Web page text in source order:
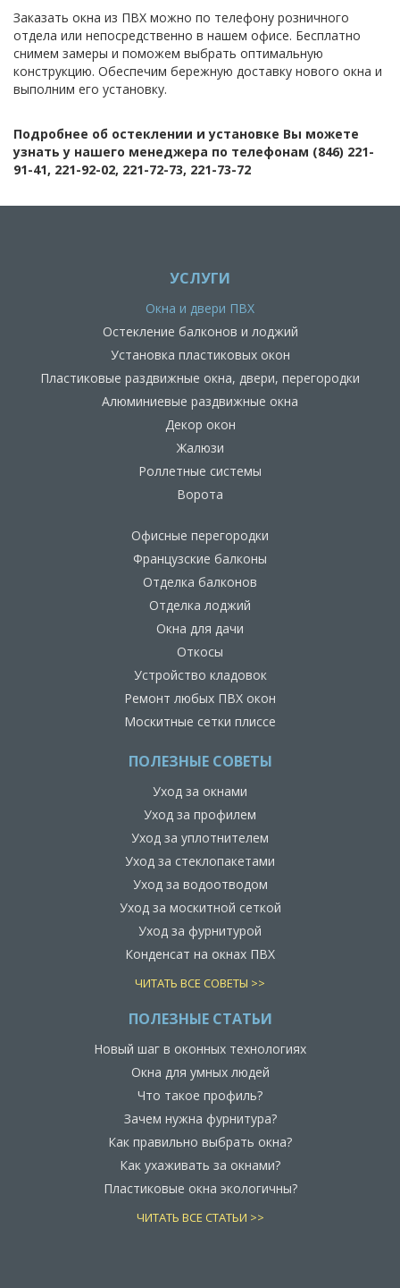
Заказать окна из ПВХ можно по телефону розничного
отдела или непосредственно в нашем офисе. Бесплатно
снимем замеры и поможем выбрать оптимальную
конструкцию. Обеспечим бережную доставку нового окна и
выполним его установку.
Подробнее об остеклении и установке Вы можете
узнать у нашего менеджера по телефонам (846) 221-
91-41, 221-92-02, 221-72-73, 221-73-72
УСЛУГИ
Окна и двери ПВХ
Остекление балконов и лоджий
Установка пластиковых окон
Пластиковые раздвижные окна, двери, перегородки
Алюминиевые раздвижные окна
Декор окон
Жалюзи
Роллетные системы
Ворота
Офисные перегородки
Французские балконы
Отделка балконов
Отделка лоджий
Окна для дачи
Откосы
Устройство кладовок
Ремонт любых ПВХ окон
Москитные сетки плиссе
ПОЛЕЗНЫЕ СОВЕТЫ
Уход за окнами
Уход за профилем
Уход за уплотнителем
Уход за стеклопакетами
Уход за водоотводом
Уход за москитной сеткой
Уход за фурнитурой
Конденсат на окнах ПВХ
ЧИТАТЬ ВСЕ СОВЕТЫ >>
ПОЛЕЗНЫЕ СТАТЬИ
Новый шаг в оконных технологиях
Окна для умных людей
Что такое профиль?
Зачем нужна фурнитура?
Как правильно выбрать окна?
Как ухаживать за окнами?
Пластиковые окна экологичны?
ЧИТАТЬ ВСЕ СТАТЬИ >>